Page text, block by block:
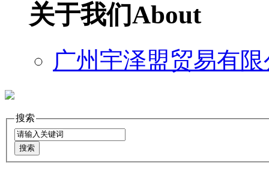
关于我们About
广州宇泽盟贸易有
搜索